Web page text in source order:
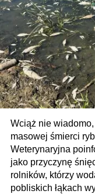
Wciąż nie
masowej śmierci
Weterynaryjna
jako przyczynę
rolników, którzy
pobliskich łąkach